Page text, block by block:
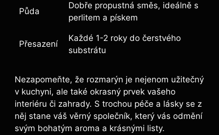
Půda
Dobře propustná směs, ideálně s
perlitem a pískem
Přesazení
Každé 1-2 roky do čerstvého
substrátu
Nezapomeňte, že rozmarýn je nejenom užitečný
v kuchyni, ale také okrasný prvek vašeho
interiéru či zahrady. S trochou péče a lásky se z
něj stane váš věrný společník, který vás odmění
svým bohatým aroma a krásnými listy.